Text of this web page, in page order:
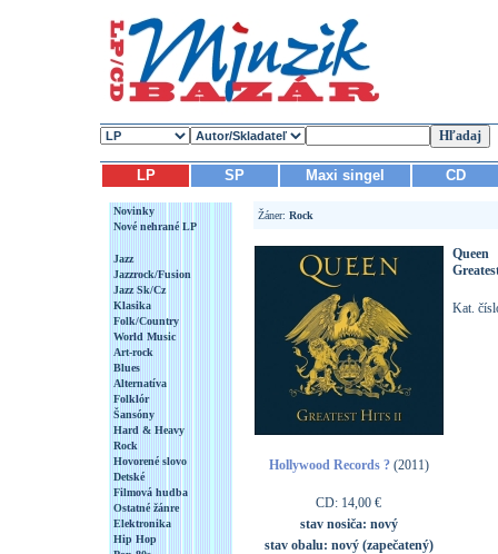
LP SP Maxi singel CD
Novinky
Nové nehrané LP
Jazz
Jazzrock/Fusion
Jazz Sk/Cz
Klasika
Folk/Country
World Music
Art-rock
Blues
Alternatíva
Folklór
Šansóny
Hard & Heavy
Rock
Hovorené slovo
Detské
Filmová hudba
Ostatné žánre
Elektronika
Hip Hop
Žáner: Rock
Hollywood Records ?(2011)
CD: 14,00 €
stav nosiča: nový
stav obalu: nový (zapečatený)
Queen
Kat.